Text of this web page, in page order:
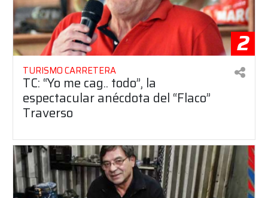
2
TURISMO CARRETERA
TC: “Yo me cag.. todo”, la
espectacular anécdota del “Flaco”
Traverso